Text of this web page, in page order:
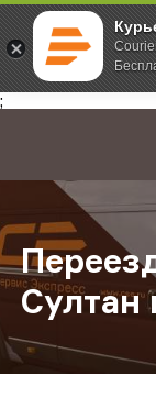
;
Главная О
Султан